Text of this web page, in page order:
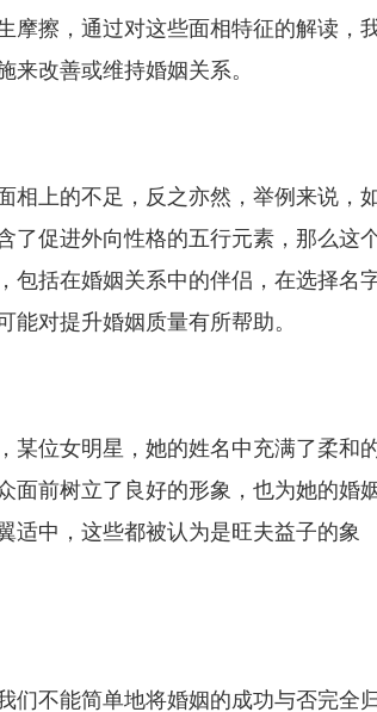
摩擦，通过对这些面相特征的解读，
改善或维持婚姻关系。
相上的不足，反之亦然，举例来说，
了促进外向性格的五行元素，那么这
包括在婚姻关系中的伴侣，在选择名
对提升婚姻质量有所帮助。
某位女明星，她的姓名中充满了柔和
面前树立了良好的形象，也为她的婚
中，这些都被认为是旺夫益子的象
们不能简单地将婚姻的成功与否完全